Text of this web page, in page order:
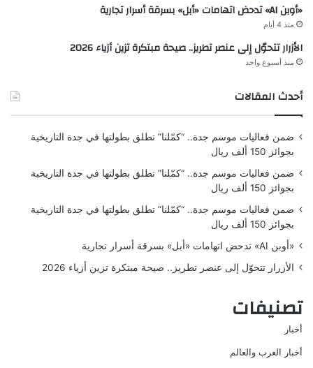
«أوبن AI» تدحض اتهامات «أبل» بسرقة أسرار تجارية
منذ 4 أيام
الأزرار تتحوّل إلى عنصر تطريز.. صيحة مبتكرة تزين أزياء 2026
منذ أسبوع واحد
أحدث المقالات
ضمن فعاليات موسم جدة.. “كمّلنا” تطلق بطولتها في جدة التاريخية
بجوائز 150 ألف ريال
ضمن فعاليات موسم جدة.. “كمّلنا” تطلق بطولتها في جدة التاريخية
بجوائز 150 ألف ريال
ضمن فعاليات موسم جدة.. “كمّلنا” تطلق بطولتها في جدة التاريخية
بجوائز 150 ألف ريال
«أوبن AI» تدحض اتهامات «أبل» بسرقة أسرار تجارية
الأزرار تتحوّل إلى عنصر تطريز.. صيحة مبتكرة تزين أزياء 2026
تصنيفات
أخبار
أخبار العرب والعالم